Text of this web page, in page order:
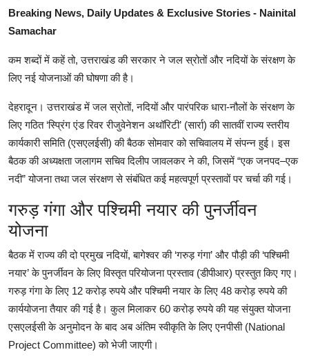
Breaking News, Daily Updates & Exclusive Stories - Nainital
Samachar
कम शब्दों में कहें तो, उत्तराखंड की सरकार ने जल स्रोतों और नदियों के संरक्षण के
लिए नई योजनाओं की घोषणा की है।
देहरादून। उत्तराखंड में जल स्रोतों, नदियों और पारंपरिक धारा-नौलों के संरक्षण के
लिए गठित ‘स्प्रिंग एंड रिवर रीजुवेनेशन अथॉरिटी’ (सार्रा) की सातवीं राज्य स्तरीय
कार्यकारी समिति (एसएलईसी) की बैठक सोमवार को सचिवालय में संपन्न हुई। इस
बैठक की अध्यक्षता जलागम सचिव दिलीप जावलकर ने की, जिसमें “एक जनपद–एक
नदी” योजना तथा जल संरक्षण से संबंधित कई महत्वपूर्ण प्रस्तावों पर चर्चा की गई।
गरुड़ गंगा और पश्चिमी नयार की पुनर्जीवन
योजना
बैठक में राज्य की दो प्रमुख नदियों, बागेश्वर की ‘गरुड़ गंगा’ और पौड़ी की ‘पश्चिमी
नयार’ के पुनर्जीवन के लिए विस्तृत परियोजना प्रस्ताव (डीपीआर) प्रस्तुत किए गए।
गरुड़ गंगा के लिए 12 करोड़ रुपये और पश्चिमी नयार के लिए 48 करोड़ रुपये की
कार्ययोजना तैयार की गई है। कुल मिलाकर 60 करोड़ रुपये की यह संयुक्त योजना
एसएलईसी के अनुमोदन के बाद अब अंतिम स्वीकृति के लिए एनपीसी (National
Project Committee) को भेजी जाएगी।